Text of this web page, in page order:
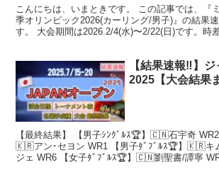
こんにちは、いまときです。 この記事では、『
季オリンピック2026(カーリング/男子)』の結果
す。 大会期間は2026.2/4(水)〜2/22(日)です。時
【結果速報‼︎】
2025【大会結果
【最終結果】 【男子ｼﾝｸﾞﾙｽ🏆】🇨🇳石宇奇 WR2
🇰🇷アン･セヨン WR1 【男子ﾀﾞﾌﾞﾙｽ🏆】🇰🇷キ
ジェ WR6 【女子ﾀﾞﾌﾞﾙｽ🏆】🇨🇳劉聖書/譚寧